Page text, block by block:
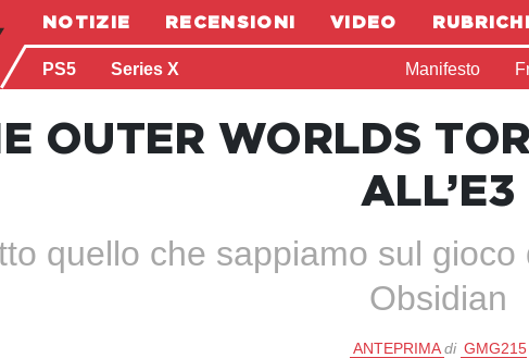
NOTIZIE RECENSIONI VIDEO
PS5 Series X Manifesto
OUTER WORLDS
ALL’E3
quello che sappiamo sul
Obsidian
ANTEPRIMA di GMG215